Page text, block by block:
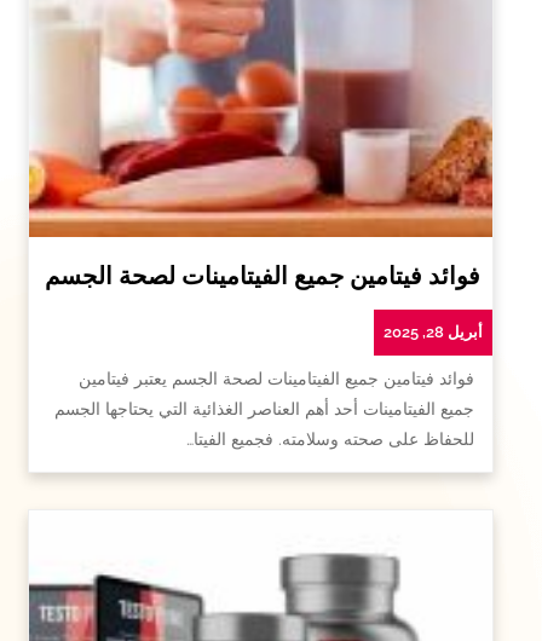
فوائد فيتامين جميع الفيتامينات لصحة الجسم
أبريل 28, 2025
فوائد فيتامين جميع الفيتامينات لصحة الجسم يعتبر فيتامين
جميع الفيتامينات أحد أهم العناصر الغذائية التي يحتاجها الجسم
للحفاظ على صحته وسلامته. فجميع الفيتا…